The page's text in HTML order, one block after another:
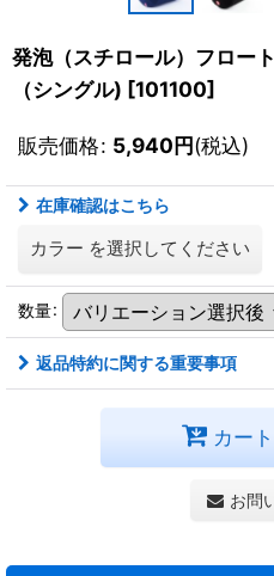
発泡（スチロール）フロ
（シングル) [101100]
販売価格: 5,940円(税込)
在庫確認はこちら
カラー を選択してください
数量:
返品特約に関する重要事項
カー
お問